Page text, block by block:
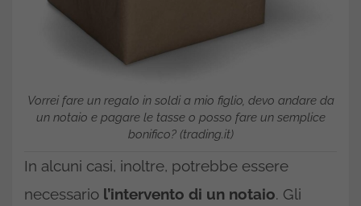
Vorrei fare un regalo in soldi a mio figlio, devo andare da
un notaio e pagare le tasse o posso fare un semplice
bonifico? (trading.it)
In alcuni casi, inoltre, potrebbe essere
necessario l’intervento di un notaio. Gli